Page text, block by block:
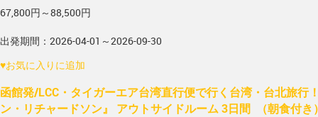
67,800円～88,500円
出発期間：2026-04-01～2026-09-30
♥お気に入りに追加
函館発/LCC・タイガーエア台湾直行便で行く台湾・台北旅行
ン・リチャードソン』 アウトサイドルーム 3日間 （朝食付き